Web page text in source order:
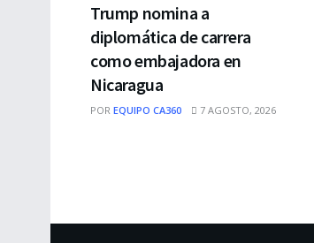
Trump nomina a
diplomática de carrera
como embajadora en
Nicaragua
POR EQUIPO CA360 7 AGOSTO, 2026